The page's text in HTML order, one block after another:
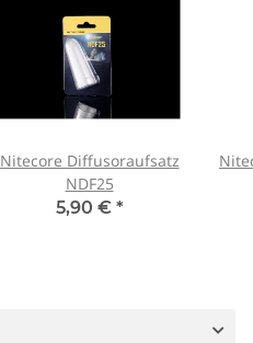
Nitecore Diffusoraufsatz
NDF25
5,90 € *